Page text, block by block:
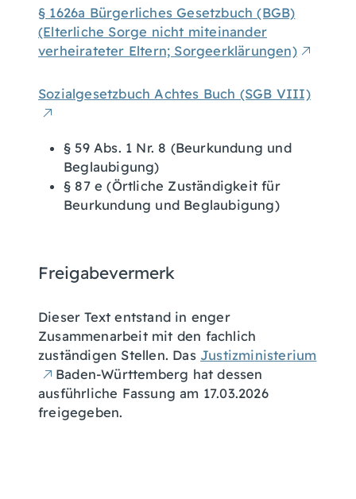
§ 1626a Bürgerliches Gesetzbuch (BGB)
(Elterliche Sorge nicht miteinander
verheirateter Eltern; Sorgeerklärungen)
Sozialgesetzbuch Achtes Buch (SGB VIII)
§ 59 Abs. 1 Nr. 8 (Beurkundung und
Beglaubigung)
§ 87 e (Örtliche Zuständigkeit für
Beurkundung und Beglaubigung)
Freigabevermerk
Dieser Text entstand in enger
Zusammenarbeit mit den fachlich
zuständigen Stellen. Das Justizministerium
Baden-Württemberg hat dessen
ausführliche Fassung am 17.03.2026
freigegeben.